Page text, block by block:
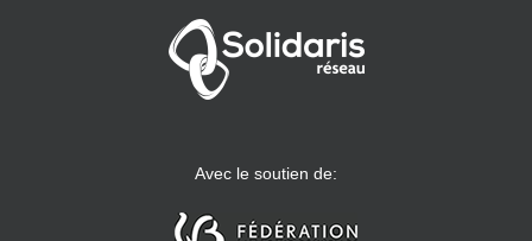
Avec le soutien de: